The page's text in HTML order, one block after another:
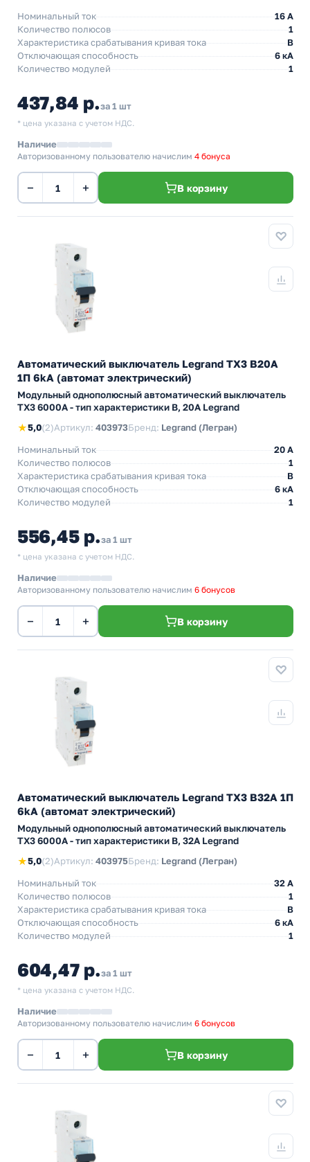
Номинальный ток
16 A
Количество полюсов
1
Характеристика срабатывания кривая тока
B
Отключающая способность
6 кА
Количество модулей
1
437,84 р.за 1 шт
* цена указана с учетом НДС.
Наличие
Авторизованному пользователю начислим 4 бонуса
− + В корзину
Автоматический выключатель Legrand TX3 B20A
1П 6kA (автомат электрический)
Модульный однополюсный автоматический выключатель
TX3 6000А - тип характеристики B, 20А Legrand
★5,0(2)Артикул: 403973Бренд: Legrand (Легран)
Номинальный ток
20 A
Количество полюсов
1
Характеристика срабатывания кривая тока
B
Отключающая способность
6 кА
Количество модулей
1
556,45 р.за 1 шт
* цена указана с учетом НДС.
Наличие
Авторизованному пользователю начислим 6 бонусов
− + В корзину
Автоматический выключатель Legrand TX3 B32A 1П
6kA (автомат электрический)
Модульный однополюсный автоматический выключатель
TX3 6000А - тип характеристики B, 32А Legrand
★5,0(2)Артикул: 403975Бренд: Legrand (Легран)
Номинальный ток
32 A
Количество полюсов
1
Характеристика срабатывания кривая тока
B
Отключающая способность
6 кА
Количество модулей
1
604,47 р.за 1 шт
* цена указана с учетом НДС.
Наличие
Авторизованному пользователю начислим 6 бонусов
− + В корзину